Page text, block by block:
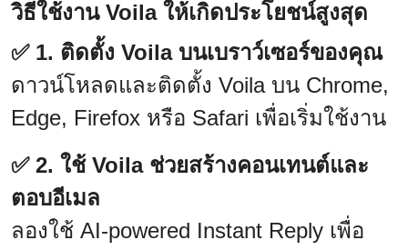
วิธีใช้งาน Voila ให้เกิดประโยชน์สูงสุด
✅ 1. ติดตั้ง Voila บนเบราว์เซอร์ของคุณ
ดาวน์โหลดและติดตั้ง Voila บน Chrome,
Edge, Firefox หรือ Safari เพื่อเริ่มใช้งาน
✅ 2. ใช้ Voila ช่วยสร้างคอนเทนต์และ
ตอบอีเมล
ลองใช้ AI-powered Instant Reply เพื่อ